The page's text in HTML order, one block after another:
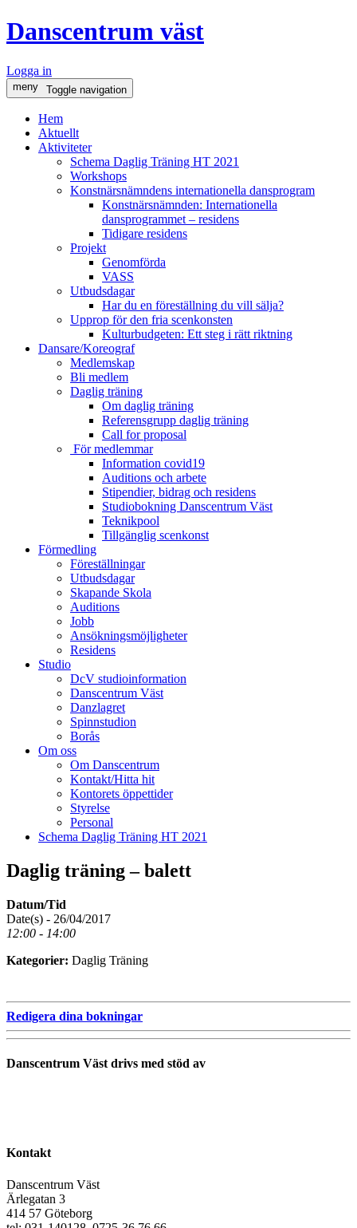
Danscentrum väst
Logga in
meny Toggle navigation
Hem
Aktuellt
Aktiviteter
Schema Daglig Träning HT 2021
Workshops
Konstnärsnämndens internationella dansprogram
Konstnärsnämnden: Internationella
dansprogrammet – residens
Tidigare residens
Projekt
Genomförda
VASS
Utbudsdagar
Har du en föreställning du vill sälja?
Upprop för den fria scenkonsten
Kulturbudgeten: Ett steg i rätt riktning
Dansare/Koreograf
Medlemskap
Bli medlem
Daglig träning
Om daglig träning
Referensgrupp daglig träning
Call for proposal
För medlemmar
Information covid19
Auditions och arbete
Stipendier, bidrag och residens
Studiobokning Danscentrum Väst
Teknikpool
Tillgänglig scenkonst
Förmedling
Föreställningar
Utbudsdagar
Skapande Skola
Auditions
Jobb
Ansökningsmöjligheter
Residens
Studio
DcV studioinformation
Danscentrum Väst
Danzlagret
Spinnstudion
Borås
Om oss
Om Danscentrum
Kontakt/Hitta hit
Kontorets öppettider
Styrelse
Personal
Schema Daglig Träning HT 2021
Daglig träning – balett
Datum/Tid
Date(s) - 26/04/2017
12:00 - 14:00
Kategorier: Daglig Träning
Redigera dina bokningar
Danscentrum Väst drivs med stöd av
Kontakt
Danscentrum Väst
Ärlegatan 3
414 57 Göteborg